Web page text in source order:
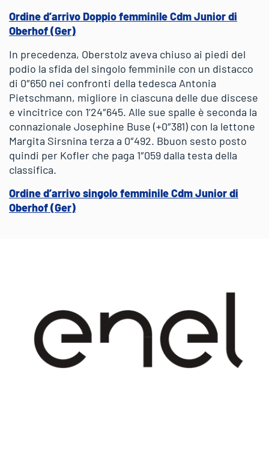
Ordine d’arrivo Doppio femminile Cdm Junior di
Oberhof (Ger)
In precedenza, Oberstolz aveva chiuso ai piedi del
podio la sfida del singolo femminile con un distacco
di 0″650 nei confronti della tedesca Antonia
Pietschmann, migliore in ciascuna delle due discese
e vincitrice con 1’24″645. Alle sue spalle è seconda la
connazionale Josephine Buse (+0″381) con la lettone
Margita Sirsnina terza a 0″492. Bbuon sesto posto
quindi per Kofler che paga 1″059 dalla testa della
classifica.
Ordine d’arrivo singolo femminile Cdm Junior di
Oberhof (Ger)